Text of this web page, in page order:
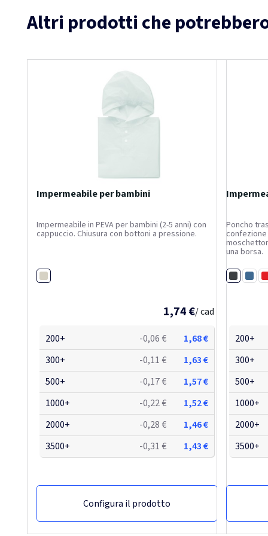
Altri prodotti che
Impermeabile per bambini
Impermeabile in PEVA per bambini (2-5 anni) con
cappuccio. Chiusura con bottoni a pressione.
Bianco
1,74 €/ cad
200+ -0,06 €
1,68 €
300+
-0,11 €
1,63 €
500+
-0,17 €
1,57 €
1000+
-0,22 €
1,52 €
2000+
-0,28 €
1,46 €
3500+
-0,31 € 1,43 €
Configura il prodotto
Poncho
una borsa.
NeroBlu
200+
300+
500+
1000+
2000+
3500+